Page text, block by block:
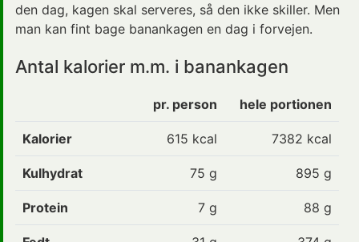
den dag, kagen skal serveres, så den ikke skiller. Men
man kan fint bage banankagen en dag i forvejen.
Antal kalorier m.m. i banankagen
pr. person hele portionen
Kalorier 615 kcal 7382 kcal
Kulhydrat 75 g 895 g
Protein 7 g 88 g